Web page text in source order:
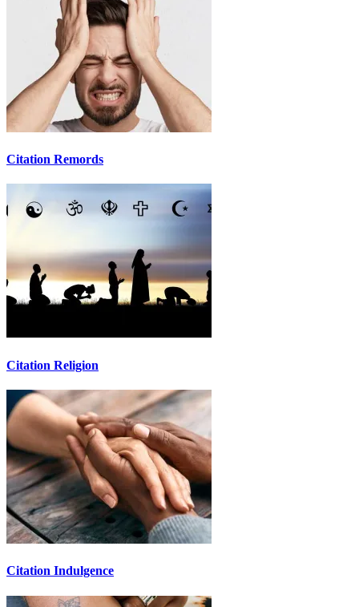
Citation Remords
Citation Religion
Citation Indulgence